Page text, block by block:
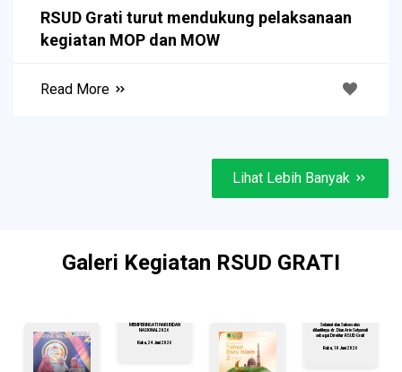
RSUD Grati turut mendukung pelaksanaan
kegiatan MOP dan MOW
Read More
Lihat Lebih Banyak
Galeri Kegiatan RSUD GRATI
MEMPERINGATI HARI BIDAN
NASIONAL 2026
Rabu, 24 Juni 2026
Selamat dan Sukses atas
dilantiknya dr. Dian Arie Setyawati
sebagai Direktur RSUD Grati
Rabu, 10 Juni 2026